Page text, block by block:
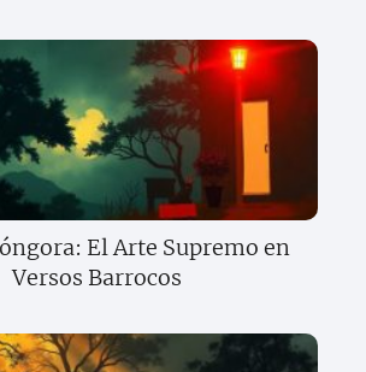
El Arte Supremo en
Versos Barrocos